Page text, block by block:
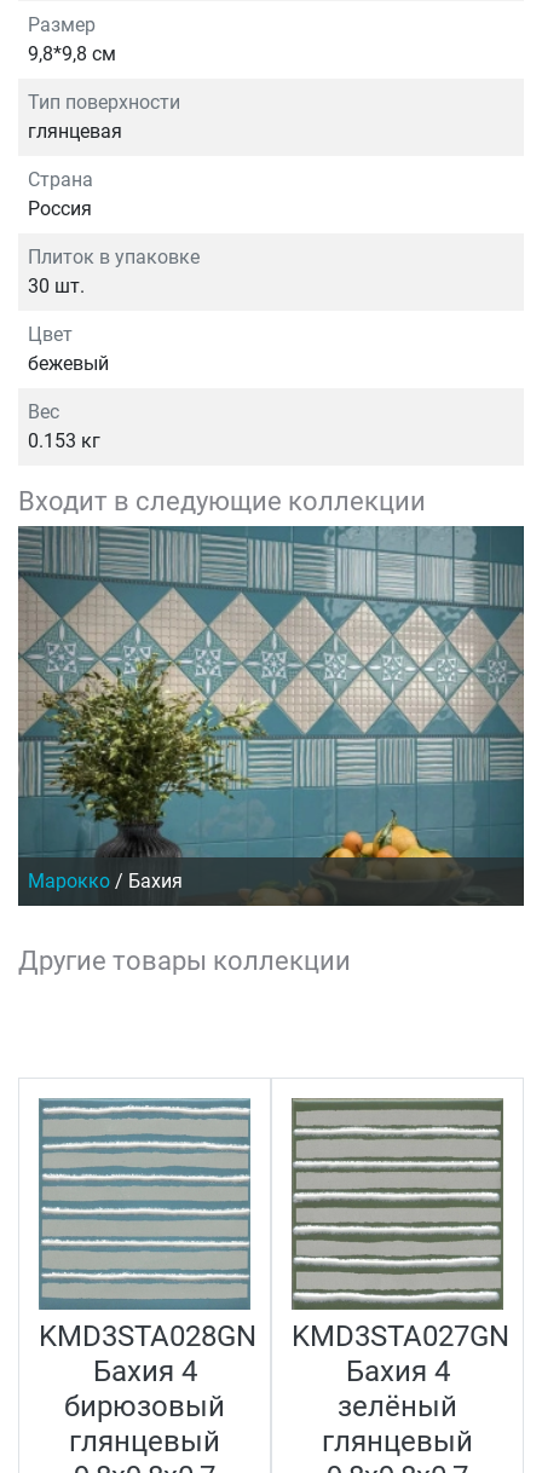
Размер
9,8*9,8 см
Тип поверхности
глянцевая
Страна
Россия
Плиток в упаковке
30 шт.
Цвет
бежевый
Вес
0.153 кг
Входит в следующие коллекции
Марокко / Бахия
Другие товары коллекции
KMD3STA028GN
Бахия 4
бирюзовый
глянцевый
KMD3STA027GN
Бахия 4
зелёный
глянцевый